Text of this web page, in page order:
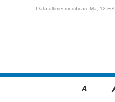
Data ultimei modificari :Ma, 12